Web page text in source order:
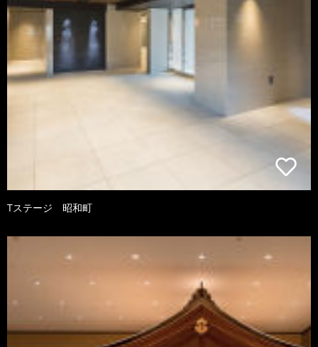
Tステージ 昭和町